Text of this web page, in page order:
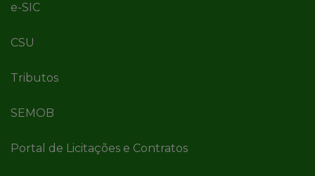
e-SIC
CSU
Tributos
SEMOB
Portal de Licitações e Contratos